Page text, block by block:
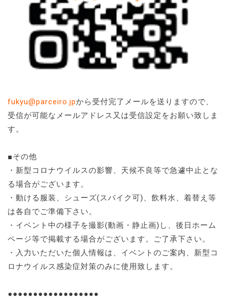
fukyu@parceiro.jpから受付完了メールを送りますので、
受信が可能なメールアドレス又は受信設定をお願い致しま
す。
■その他
・新型コロナウイルスの影響、天候不良等で急遽中止とな
る場合がございます。
・動ける服装、シューズ(スパイク可)、飲料水、着替え等
は各自でご準備下さい。
・イベント中の様子を撮影(動画・静止画)し、後日ホーム
ページ等で掲載する場合がございます。ご了承下さい。
・入力いただいた個人情報は、イベントのご案内、新型コ
ロナウイルス感染症対策のみに使用致します。
●●●●●●●●●●●●●●●●●●